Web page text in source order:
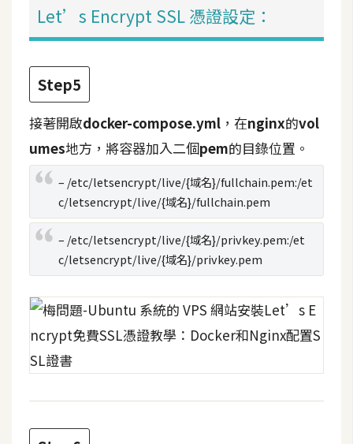
具
免
費
空
間
網
設
端
H
T
L
C
Let’s Encrypt SSL 憑證設定：
Step5
接著開啟docker-compose.yml ，在nginx的vol
umes地方，將容器加入二個pem的目錄位置。
– /etc/letsencrypt/live/{域名}/fullchain.pem:/et
c/letsencrypt/live/{域名}/fullchain.pem
– /etc/letsencrypt/live/{域名}/privkey.pem:/et
c/letsencrypt/live/{域名}/privkey.pem